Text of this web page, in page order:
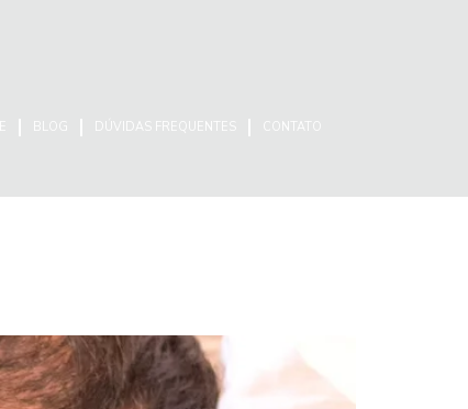
BLOG DÚVIDAS FREQUENTES CONTATO